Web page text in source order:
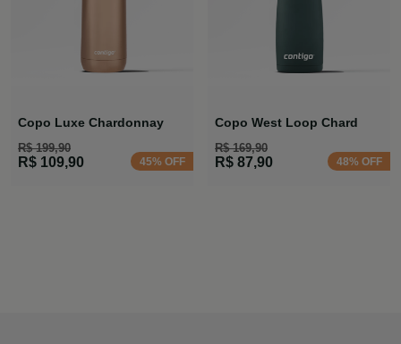
Copo Luxe Chardonnay
R$ 199,90
R$ 109,90 45% OFF
Copo West Loop Chard
R$ 169,90
R$ 87,90 48% OFF